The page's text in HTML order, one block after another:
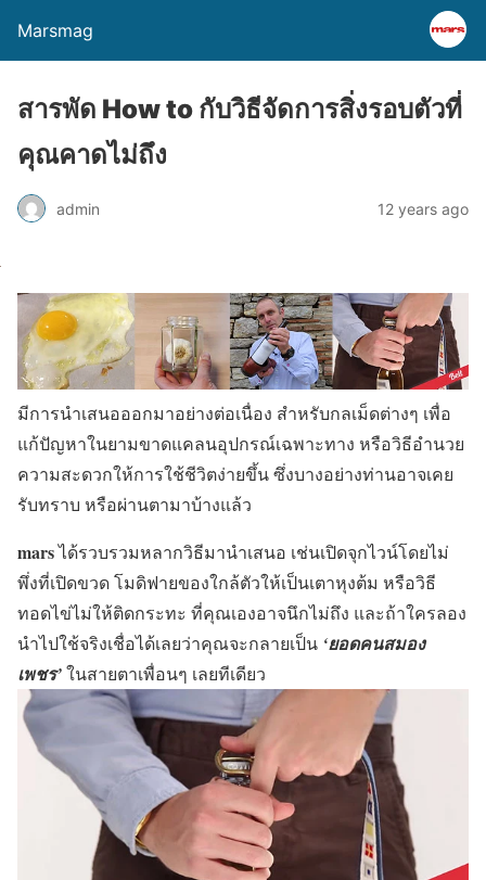
Marsmag
สารพัด How to กับวิธีจัดการสิ่งรอบตัวที่
คุณคาดไม่ถึง
admin 12 years ago
มีการนำเสนอออกมาอย่างต่อเนื่อง สำหรับกลเม็ดต่างๆ เพื่อ
แก้ปัญหาในยามขาดแคลนอุปกรณ์เฉพาะทาง หรือวิธีอำนวย
ความสะดวกให้การใช้ชีวิตง่ายขึ้น ซึ่งบางอย่างท่านอาจเคย
รับทราบ หรือผ่านตามาบ้างแล้ว
marsได้รวบรวมหลากวิธีมานำเสนอ เช่นเปิดจุกไวน์โดยไม่
พึ่งที่เปิดขวด โมดิฟายของใกล้ตัวให้เป็นเตาหุงต้ม หรือวิธี
ทอดไข่ไม่ให้ติดกระทะ ที่คุณเองอาจนึกไม่ถึง และถ้าใครลอง
นำไปใช้จริงเชื่อได้เลยว่าคุณจะกลายเป็น ‘ยอดคนสมอง
เพชร’ในสายตาเพื่อนๆ เลยทีเดียว